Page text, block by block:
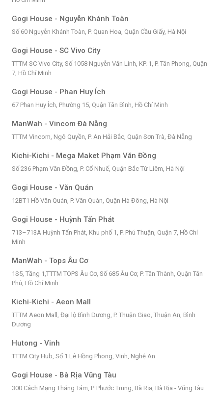
Gogi House - Nguyễn Khánh Toàn
Số 60 Nguyễn Khánh Toàn, P. Quan Hoa, Quận Cầu Giấy, Hà Nội
Gogi House - SC Vivo City
TTTM SC Vivo City, Số 1058 Nguyễn Văn Linh, KP. 1, P. Tân Phong, Quận
7, Hồ Chí Minh
Gogi House - Phan Huy Ích
67 Phan Huy Ích, Phường 15, Quận Tân Bình, Hồ Chí Minh
ManWah - Vincom Đà Nẵng
TTTM Vincom, Ngô Quyền, P. An Hải Bắc, Quận Sơn Trà, Đà Nẵng
Kichi-Kichi - Mega Maket Phạm Văn Đồng
Số 236 Phạm Văn Đồng, P. Cổ Nhuế, Quận Bắc Từ Liêm, Hà Nội
Gogi House - Văn Quán
12BT1 Hồ Văn Quán, P. Văn Quán, Quận Hà Đông, Hà Nội
Gogi House - Huỳnh Tấn Phát
713–713A Huỳnh Tấn Phát, Khu phố 1, P. Phú Thuận, Quận 7, Hồ Chí
Minh
ManWah - Tops Âu Cơ
1S5, Tầng 1,TTTM TOPS Âu Cơ, Số 685 Âu Cơ, P. Tân Thành, Quận Tân
Phú, Hồ Chí Minh
Kichi-Kichi - Aeon Mall
TTTM Aeon Mall, Đại lộ Bình Dương, P. Thuận Giao, Thuận An, Bình
Dương
Hutong - Vinh
TTTM City Hub, Số 1 Lê Hồng Phong, Vinh, Nghệ An
Gogi House - Bà Rịa Vũng Tàu
300 Cách Mạng Tháng Tám, P. Phước Trung, Bà Rịa, Bà Rịa - Vũng Tàu